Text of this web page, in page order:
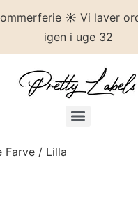
☀️ Vi laver
igen i uge 32
Farve / Lilla